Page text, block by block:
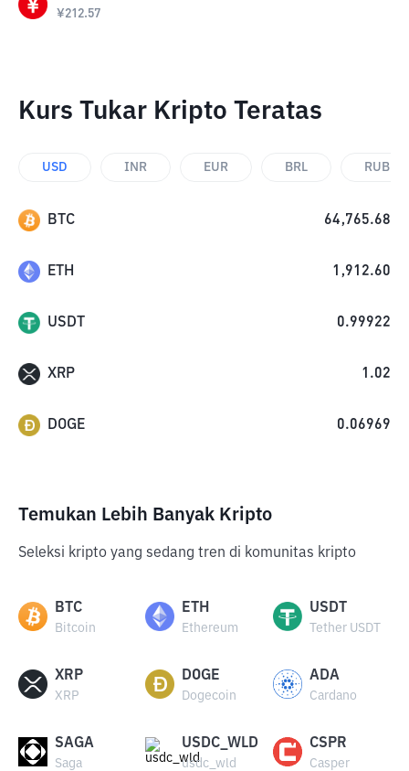
¥212.57
Kurs Tukar Kripto Teratas
USD INR EUR BRL RUB
BTC 64,765.68
ETH 1,912.60
USDT 0.99922
XRP 1.02
DOGE 0.06969
Temukan Lebih Banyak Kripto
Seleksi kripto yang sedang tren di komunitas kripto
BTC
Bitcoin
ETH
Ethereum
USDT
Tether USDT
XRP
XRP
DOGE
Dogecoin
ADA
Cardano
SAGA
Saga
USDC_WLD
usdc_wld
CSPR
Casper